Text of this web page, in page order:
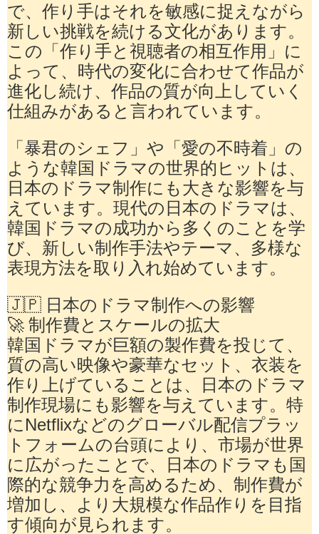
で、作り手はそれを敏感に捉えながら
新しい挑戦を続ける文化があります。
この「作り手と視聴者の相互作用」に
よって、時代の変化に合わせて作品が
進化し続け、作品の質が向上していく
仕組みがあると言われています。
「暴君のシェフ」や「愛の不時着」の
ような韓国ドラマの世界的ヒットは、
日本のドラマ制作にも大きな影響を与
えています。現代の日本のドラマは、
韓国ドラマの成功から多くのことを学
び、新しい制作手法やテーマ、多様な
表現方法を取り入れ始めています。
🇯🇵 日本のドラマ制作への影響
🚀 制作費とスケールの拡大
韓国ドラマが巨額の製作費を投じて、
質の高い映像や豪華なセット、衣装を
作り上げていることは、日本のドラマ
制作現場にも影響を与えています。特
にNetflixなどのグローバル配信プラッ
トフォームの台頭により、市場が世界
に広がったことで、日本のドラマも国
際的な競争力を高めるため、制作費が
増加し、より大規模な作品作りを目指
す傾向が見られます。